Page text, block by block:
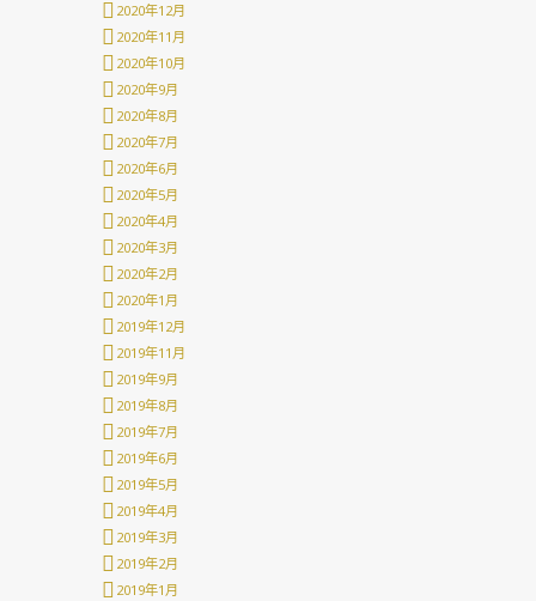
2020年12月
2020年11月
2020年10月
2020年9月
2020年8月
2020年7月
2020年6月
2020年5月
2020年4月
2020年3月
2020年2月
2020年1月
2019年12月
2019年11月
2019年9月
2019年8月
2019年7月
2019年6月
2019年5月
2019年4月
2019年3月
2019年2月
2019年1月